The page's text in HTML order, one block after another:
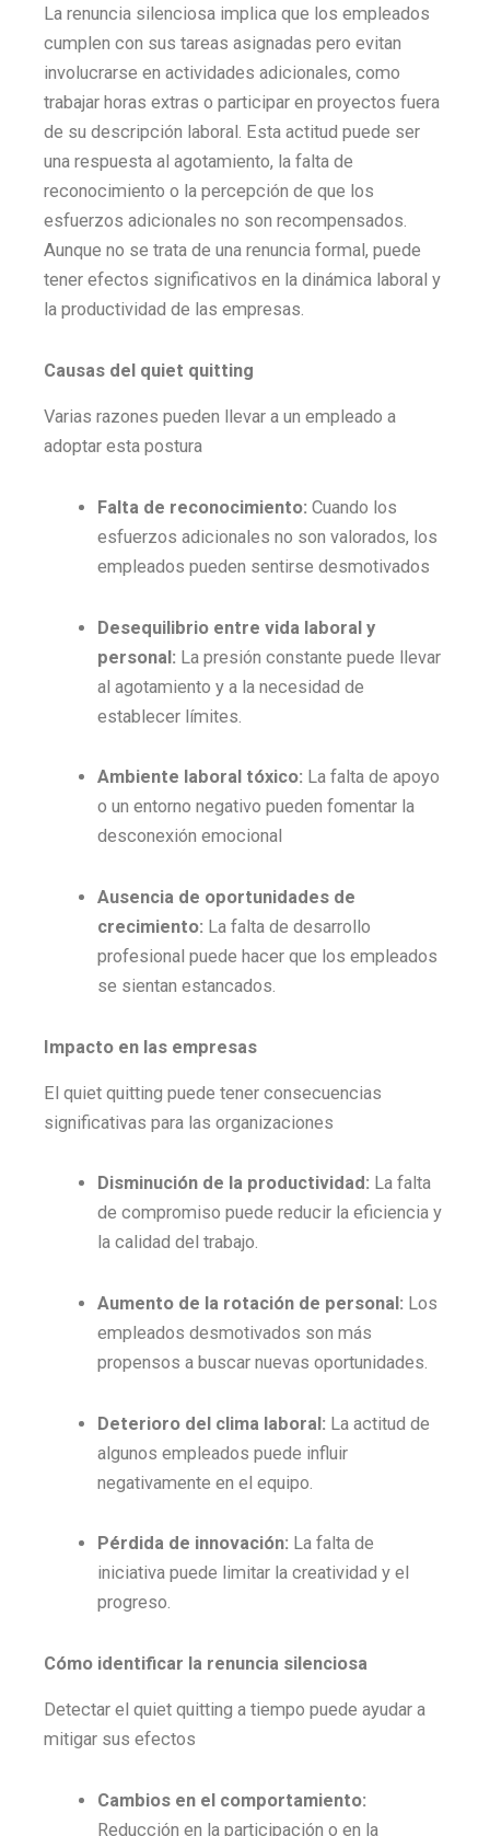
La renuncia silenciosa implica que los empleados
cumplen con sus tareas asignadas pero evitan
involucrarse en actividades adicionales, como
trabajar horas extras o participar en proyectos fuera
de su descripción laboral. Esta actitud puede ser
una respuesta al agotamiento, la falta de
reconocimiento o la percepción de que los
esfuerzos adicionales no son recompensados.
Aunque no se trata de una renuncia formal, puede
tener efectos significativos en la dinámica laboral y
la productividad de las empresas.
Causas del quiet quitting
Varias razones pueden llevar a un empleado a
adoptar esta postura
Falta de reconocimiento: Cuando los
esfuerzos adicionales no son valorados, los
empleados pueden sentirse desmotivados
Desequilibrio entre vida laboral y
personal: La presión constante puede llevar
al agotamiento y a la necesidad de
establecer límites.
Ambiente laboral tóxico: La falta de apoyo
o un entorno negativo pueden fomentar la
desconexión emocional
Ausencia de oportunidades de
crecimiento: La falta de desarrollo
profesional puede hacer que los empleados
se sientan estancados.
Impacto en las empresas
El quiet quitting puede tener consecuencias
significativas para las organizaciones
Disminución de la productividad: La falta
de compromiso puede reducir la eficiencia y
la calidad del trabajo.
Aumento de la rotación de personal: Los
empleados desmotivados son más
propensos a buscar nuevas oportunidades.
Deterioro del clima laboral: La actitud de
algunos empleados puede influir
negativamente en el equipo.
Pérdida de innovación: La falta de
iniciativa puede limitar la creatividad y el
progreso.
Cómo identificar la renuncia silenciosa
Detectar el quiet quitting a tiempo puede ayudar a
mitigar sus efectos
Cambios en el comportamiento:
Reducción en la participación o en la